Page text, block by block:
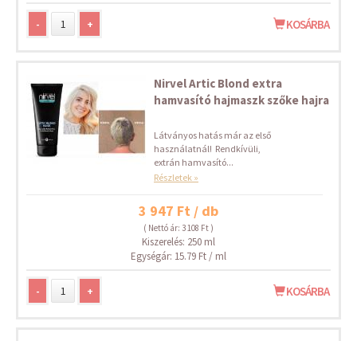
- + KOSÁRBA
Nirvel Artic Blond extra
hamvasító hajmaszk szőke hajra
Látványos hatás már az első
használatnál! Rendkívüli,
extrán hamvasító...
Részletek »
3 947 Ft / db
( Nettó ár: 3 108 Ft )
Kiszerelés: 250 ml
Egységár: 15.79 Ft / ml
- + KOSÁRBA